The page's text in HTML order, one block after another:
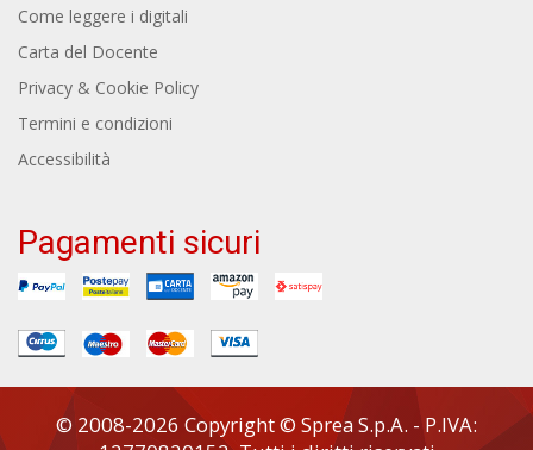
Come leggere i digitali
Carta del Docente
Privacy & Cookie Policy
Termini e condizioni
Accessibilità
Pagamenti sicuri
© 2008-2026 Copyright © Sprea S.p.A. - P.IVA: